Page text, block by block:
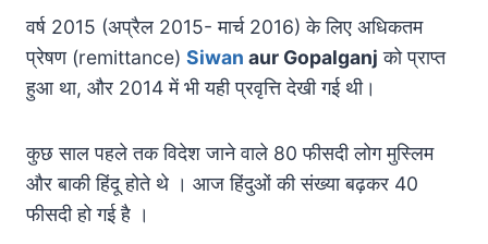
वर्ष 2015 (अप्रैल 2015- मार्च 2016) के लिए अधिकतम
प्रेषण (remittance) Siwan aur Gopalganj को प्राप्त
हुआ था, और 2014 में भी यही प्रवृत्ति देखी गई थी।
कुछ साल पहले तक विदेश जाने वाले 80 फीसदी लोग मुस्लिम
और बाकी हिंदू होते थे । आज हिंदुओं की संख्या बढ़कर 40
फीसदी हो गई है ।